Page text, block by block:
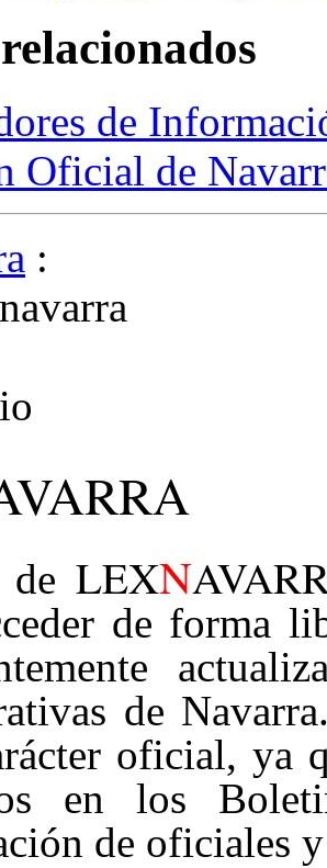
de
Oficial de
:
LEXN
de forma
de
oficial, ya
en los
de oficiales